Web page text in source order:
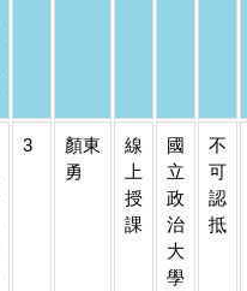
3
顏東
勇
線
上
授
課
國
立
政
治
大
學
不
可
認
抵